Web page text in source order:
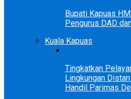
Bupati Kapuas
Pengurus DAD
Kuala Kapuas
Tingkatkan
Lingkungan
Handil Parimas